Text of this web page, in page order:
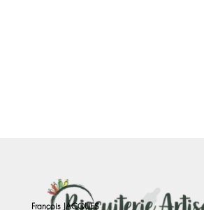
François JACQUES